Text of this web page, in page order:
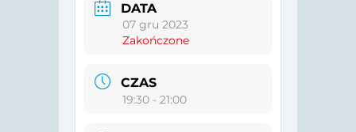
DATA
07 gru 2023
Zakończone
CZAS
19:30 - 21:00